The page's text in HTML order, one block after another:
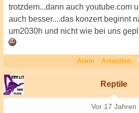
trotzdem...dann auch youtube.com
auch besser....das konzert beginnt
um2030h und nicht wie bei uns
Alarm Antworten
Reptile
Vor 17 Jahren